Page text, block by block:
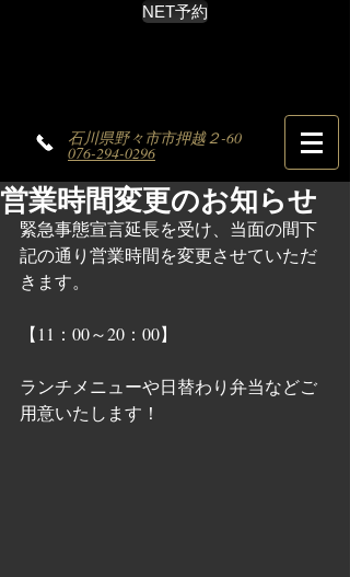
NET予約
石川県野々市市押越２-60
076-294-0296
営業時間変更のお知らせ
緊急事態宣言延長を受け、当面の間下
記の通り営業時間を変更させていただ
きます。
【11：00～20：00】
ランチメニューや日替わり弁当などご
用意いたします！